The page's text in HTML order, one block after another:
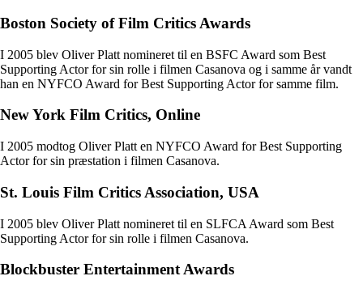
Boston Society of Film Critics Awards
I 2005 blev Oliver Platt nomineret til en BSFC Award som Best
Supporting Actor for sin rolle i filmen Casanova og i samme år vandt
han en NYFCO Award for Best Supporting Actor for samme film.
New York Film Critics, Online
I 2005 modtog Oliver Platt en NYFCO Award for Best Supporting
Actor for sin præstation i filmen Casanova.
St. Louis Film Critics Association, USA
I 2005 blev Oliver Platt nomineret til en SLFCA Award som Best
Supporting Actor for sin rolle i filmen Casanova.
Blockbuster Entertainment Awards